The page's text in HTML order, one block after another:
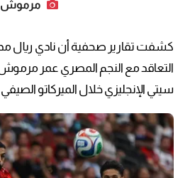
مرموش
كشفت تقارير صحفية أن نادي ريال
التعاقد مع النجم المصري عمر
سيتي الإنجليزي خلال الميركاتو الصيفي